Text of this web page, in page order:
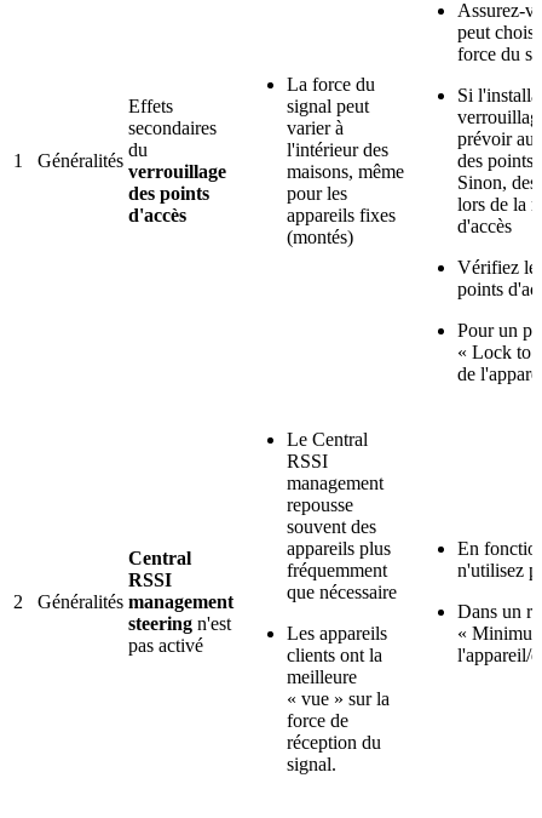
1 Généralités
Effets
secondaires
du
verrouillage
des points
d'accès
La force du
signal peut
varier à
l'intérieur des
maisons, même
pour les
appareils fixes
(montés)
Assurez-
peut
force du
Si
prévoir au
des points
Sinon,
lors de la
d'accès
Vérifiez
points
Pour un
« Lock to
de
2 Généralités
Central
RSSI
management
steering n'est
pas activé
Le Central
RSSI
management
repousse
souvent des
appareils plus
fréquemment
que nécessaire
Les appareils
clients ont la
meilleure
« vue » sur la
force de
réception du
signal.
En
n'utilisez
Dans un
«
l'appareil/